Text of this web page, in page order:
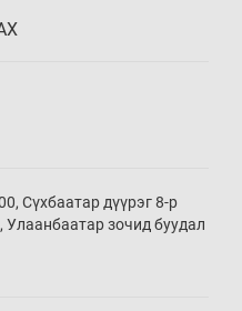
30 мин
Сүхбаатар дүүрэг 8-р
зочид буудал